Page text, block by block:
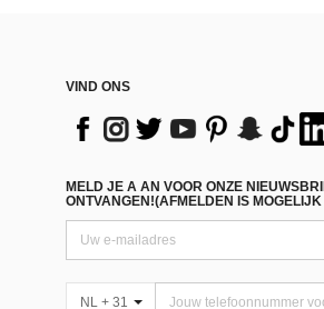
VIND ONS
MELD JE A AN VOOR ONZE
ONTVANGEN!(AFMELDEN IS
NL + 31